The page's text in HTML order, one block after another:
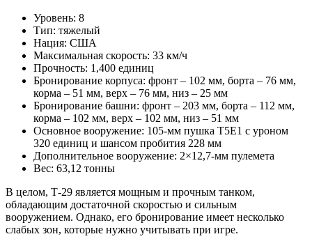
Уровень: 8
Тип: тяжелый
Нация: США
Максимальная скорость: 33 км/ч
Прочность: 1,400 единиц
Бронирование корпуса: фронт – 102 мм, борта – 76 мм,
корма – 51 мм, верх – 76 мм, низ – 25 мм
Бронирование башни: фронт – 203 мм, борта – 112 мм,
корма – 102 мм, верх – 102 мм, низ – 51 мм
Основное вооружение: 105-мм пушка Т5E1 с уроном
320 единиц и шансом пробития 228 мм
Дополнительное вооружение: 2×12,7-мм пулемета
Вес: 63,12 тонны
В целом, Т-29 является мощным и прочным танком,
обладающим достаточной скоростью и сильным
вооружением. Однако, его бронирование имеет несколько
слабых зон, которые нужно учитывать при игре.